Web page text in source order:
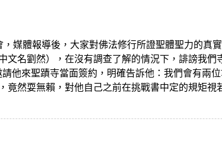
媒體報導後，大家對佛法修行所證聖體聖力的真
文名劉然），在沒有調查了解的情況下，誹謗我
請他來聖蹟寺當面簽約，明確告訴他：我們會有兩
竟然耍無賴，對他自己之前在挑戰書中定的規矩